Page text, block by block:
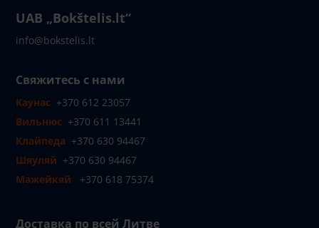
UAB „Bokštelis.lt“
info@bokstelis.lt
Свяжитесь с нами
Каунас +370 612 23057
Вильнюс +370 611 13441
Клайпеда +370 630 94467
Шяуляй +370 630 94467
Мажейкяй
+370 618 75374
Доставка по всей Литве